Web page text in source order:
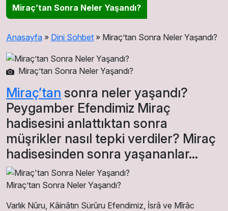
Miraç’tan Sonra Neler Yaşandı?
Anasayfa » Dini Sohbet » Miraç’tan Sonra Neler Yaşandı?
Miraç’tan Sonra Neler Yaşandı?
Miraç’tan sonra neler yaşandı?
Peygamber Efendimiz Miraç
hadisesini anlattıktan sonra
müşrikler nasıl tepki verdiler? Miraç
hadisesinden sonra yaşananlar…
Miraç’tan Sonra Neler Yaşandı?
Varlık Nûru, Kâinâtın Sürûru Efendimiz, İsrâ ve Mîrâc